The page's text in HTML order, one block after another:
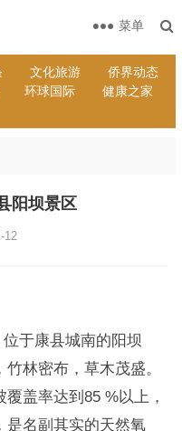
文化旅游
侨界动态
环球国际
健康之家
菜单
阳坝景区
12
于康县城南的阳坝
林密布，草木茂盛。
盖率达到85 %以上，
是名副其实的天然氧